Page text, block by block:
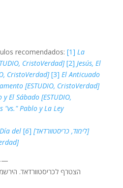
recomendados: [1] La
CristoVerdad][2] Jesús, El
CristoVerdad] [3] El Anticuado
[ESTUDIO, CristoVerdad]
El Sábado [ESTUDIO,
"vs." Pablo y La Ley —
[לימוד, כריסטוורדאד] [
6
]
del
הצטרף לכריסטוורדאד.